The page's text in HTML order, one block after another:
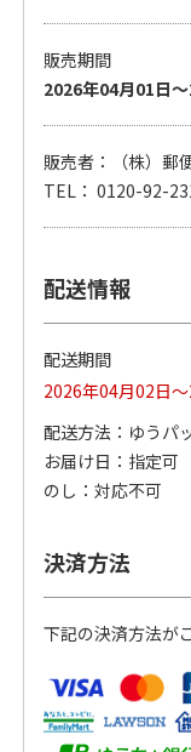
日
制
ポータブルソーラ
7,500円
(送料・税込)
販売期間
2026年04月01日
販売者：（株）郵
TEL： 0120-92-
配送情報
配送期間
2026年04月02日
配送方法
ゆうパ
お届け日
指定可
のし
対応不可
決済方法
下記の決済方法が